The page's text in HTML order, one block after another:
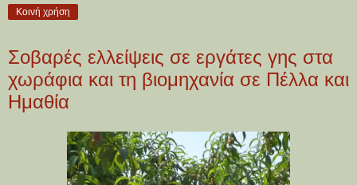
Κοινή χρήση
Σοβαρές ελλείψεις σε εργάτες γης στα
χωράφια και τη βιομηχανία σε Πέλλα και
Ημαθία